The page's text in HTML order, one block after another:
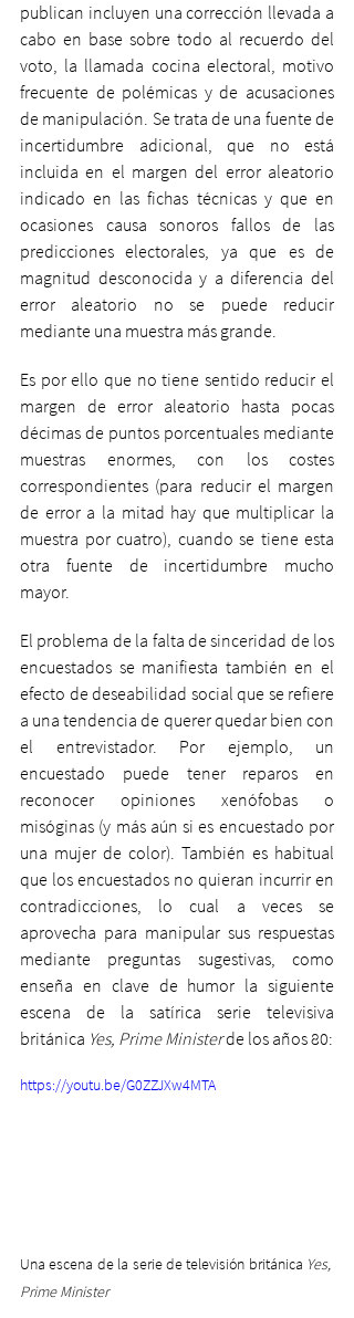
publican incluyen una corrección llevada a
cabo en base sobre todo al recuerdo del
voto, la llamada cocina electoral, motivo
frecuente de polémicas y de acusaciones
de manipulación. Se trata de una fuente de
incertidumbre adicional, que no está
incluida en el margen del error aleatorio
indicado en las fichas técnicas y que en
ocasiones causa sonoros fallos de las
predicciones electorales, ya que es de
magnitud desconocida y a diferencia del
error aleatorio no se puede reducir
mediante una muestra más grande.
Es por ello que no tiene sentido reducir el
margen de error aleatorio hasta pocas
décimas de puntos porcentuales mediante
muestras enormes, con los costes
correspondientes (para reducir el margen
de error a la mitad hay que multiplicar la
muestra por cuatro), cuando se tiene esta
otra fuente de incertidumbre mucho
mayor.
El problema de la falta de sinceridad de los
encuestados se manifiesta también en el
efecto de deseabilidad social que se refiere
a una tendencia de querer quedar bien con
el entrevistador. Por ejemplo, un
encuestado puede tener reparos en
reconocer opiniones xenófobas o
misóginas (y más aún si es encuestado por
una mujer de color). También es habitual
que los encuestados no quieran incurrir en
contradicciones, lo cual a veces se
aprovecha para manipular sus respuestas
mediante preguntas sugestivas, como
enseña en clave de humor la siguiente
escena de la satírica serie televisiva
británica Yes, Prime Minister de los años 80:
https://youtu.be/G0ZZJXw4MTA
Una escena de la serie de televisión británica Yes,
Prime Minister